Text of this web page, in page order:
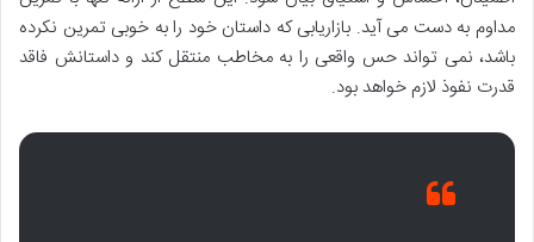
مداوم به دست می آید. بازاریابی که داستان خود را به خوبی تمرین نکرده
باشد، نمی تواند حس واقعی را به مخاطب منتقل کند و داستانش فاقد
قدرت نفوذ لازم خواهد بود.